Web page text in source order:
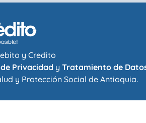
y Credito
Privacidad y Tratamiento de
y Protección Social de Antioquia.